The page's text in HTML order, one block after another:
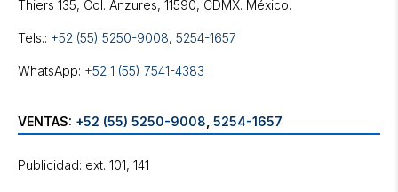
Tels.: +52 (55) 5250-9008, 5254-1657
WhatsApp: +52 1 (55) 7541-4383
VENTAS: +52 (55) 5250-9008 5254-1657
Publicidad: ext. 101, 141